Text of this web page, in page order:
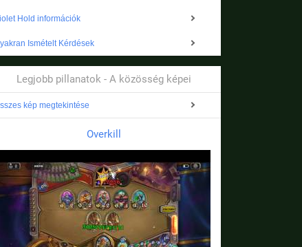
Hold információk
Ismételt Kérdések
Legjobb pillanatok - A közösség képei
kép megtekintése
Overkill